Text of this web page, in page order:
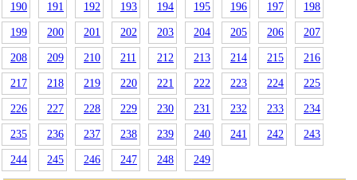
190 191 192 193 194 195 196 197 198
199 200 201 202 203 204 205 206 207
208 209 210 211 212 213 214 215 216
217 218 219 220 221 222 223 224 225
226 227 228 229 230 231 232 233 234
235 236 237 238 239 240 241 242 243
244 245 246 247 248 249